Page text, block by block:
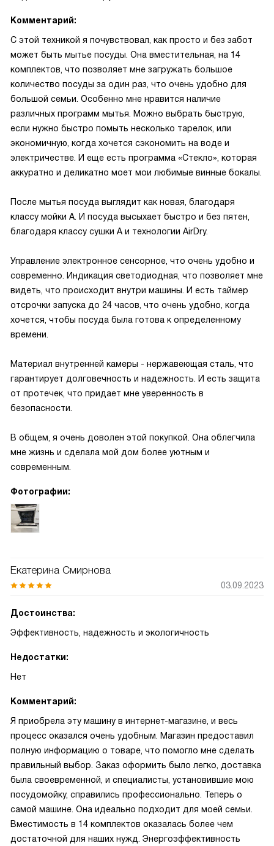
Комментарий:
С этой техникой я почувствовал, как просто и без забот
может быть мытье посуды. Она вместительная, на 14
комплектов, что позволяет мне загружать большое
количество посуды за один раз, что очень удобно для
большой семьи. Особенно мне нравится наличие
различных программ мытья. Можно выбрать быструю,
если нужно быстро помыть несколько тарелок, или
экономичную, когда хочется сэкономить на воде и
электричестве. И еще есть программа «Стекло», которая
аккуратно и деликатно моет мои любимые винные бокалы.
После мытья посуда выглядит как новая, благодаря
классу мойки А. И посуда высыхает быстро и без пятен,
благодаря классу сушки А и технологии AirDry.
Управление электронное сенсорное, что очень удобно и
современно. Индикация светодиодная, что позволяет мне
видеть, что происходит внутри машины. И есть таймер
отсрочки запуска до 24 часов, что очень удобно, когда
хочется, чтобы посуда была готова к определенному
времени.
Материал внутренней камеры - нержавеющая сталь, что
гарантирует долговечность и надежность. И есть защита
от протечек, что придает мне уверенность в
безопасности.
В общем, я очень доволен этой покупкой. Она облегчила
мне жизнь и сделала мой дом более уютным и
современным.
Фотографии:
Екатерина Смирнова
03.09.2023
Достоинства:
Эффективность, надежность и экологичность
Недостатки:
Нет
Комментарий:
Я приобрела эту машину в интернет-магазине, и весь
процесс оказался очень удобным. Магазин предоставил
полную информацию о товаре, что помогло мне сделать
правильный выбор. Заказ оформить было легко, доставка
была своевременной, и специалисты, установившие мою
посудомойку, справились профессионально. Теперь о
самой машине. Она идеально подходит для моей семьи.
Вместимость в 14 комплектов оказалась более чем
достаточной для наших нужд. Энергоэффективность